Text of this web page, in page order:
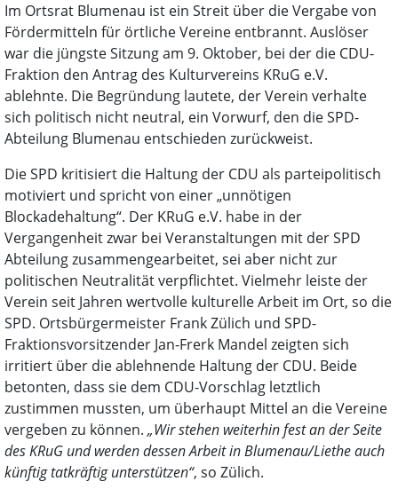
Im Ortsrat Blumenau ist ein Streit über die Vergabe von
Fördermitteln für örtliche Vereine entbrannt. Auslöser
war die jüngste Sitzung am 9. Oktober, bei der die CDU-
Fraktion den Antrag des Kulturvereins KRuG e.V.
ablehnte. Die Begründung lautete, der Verein verhalte
sich politisch nicht neutral, ein Vorwurf, den die SPD-
Abteilung Blumenau entschieden zurückweist.
Die SPD kritisiert die Haltung der CDU als parteipolitisch
motiviert und spricht von einer „unnötigen
Blockadehaltung“. Der KRuG e.V. habe in der
Vergangenheit zwar bei Veranstaltungen mit der SPD
Abteilung zusammengearbeitet, sei aber nicht zur
politischen Neutralität verpflichtet. Vielmehr leiste der
Verein seit Jahren wertvolle kulturelle Arbeit im Ort, so die
SPD. Ortsbürgermeister Frank Zülich und SPD-
Fraktionsvorsitzender Jan-Frerk Mandel zeigten sich
irritiert über die ablehnende Haltung der CDU. Beide
betonten, dass sie dem CDU-Vorschlag letztlich
zustimmen mussten, um überhaupt Mittel an die Vereine
vergeben zu können. „Wir stehen weiterhin fest an der Seite
des KRuG und werden dessen Arbeit in Blumenau/Liethe auch
künftig tatkräftig unterstützen“, so Zülich.